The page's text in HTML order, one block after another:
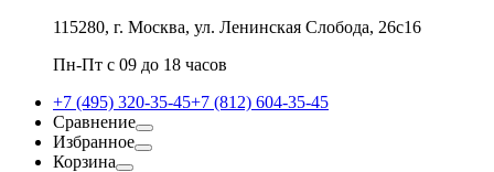
115280, г. Москва, ул. Ленинская Слобода, 26с16
Пн-Пт с 09 до 18 часов
+7 (495) 320-35-45+7 (812) 604-35-45
Сравнение
Избранное
Корзина